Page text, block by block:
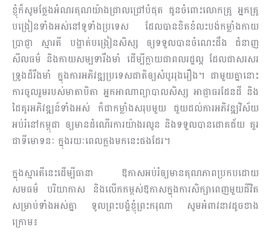
ខ្ញុំក៏សូមថ្លែងអំណរគុណយ៉ាងជ្រាលជ្រៅបំផុត ជូនចំពោះលោកគ្រូ អ្នកគ្រូ
បង្រៀនទាំងអស់នៅទូទាំងប្រទេស ដែលបានខិតខំលះបង់កម្លាំងកាយ​
ប្រាជ្ញា ស្មារតី បង្ហាត់បង្រៀនសិស្ស ឲ្យទទួលបានចំណេះដឹង ជំនាញ
សីលធម៌ និងកាយសម្បទារឹងមាំ ដើម្បីក្លាយជាពលរដ្ឋល្អ ដែលជាសរសរ
ទ្រូងដ៏រឹងមាំ ក្នុងការអភិវឌ្ឍប្រទេសជាតិឲ្យសំបូររុងរឿង។ ជាមួយគ្នានោះ
ការចូលរួមរបស់មាតាបិតា អ្នកអាណាព្យាបាលសិស្ស អាជ្ញាធរដែនដី និង
ដៃគូរអភិវឌ្ឍន៍ទាំងអស់ ក៏ជាកម្លាំងសរុបមួយ ជួយដល់ការអភិវឌ្ឍវិស័យ
អប់រំនៅកម្ពុជា ឲ្យមានដំណើរការយ៉ាងរលូន និងទទួលបានជោគជ័យ គួរ
ជាទីមោទនៈ ក្នុងរយៈពេលក្លងមកនេះផងដែរ។
ក្នុងស្មារតីនេះដើម្បីធានា ឱកាសអប់រំឲ្យមានគុណភាពប្រកបដោយ
សមធម៌ បរិយា​កាស​ និងលើកកម្ពស់ឱកាសក្នុងការសិក្សាពេញមួយជីវិត
សម្រាប់ទាំងអស់គ្នា ទូលព្រះបង្គំខ្ញុំព្រះករុណា សូមអំពាវនាវដូចខាង
ក្រោម៖